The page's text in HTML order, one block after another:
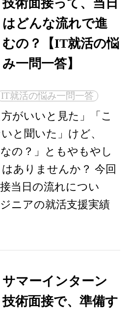
技術面接って、当日
はどんな流れで進
むの？【IT就活の悩
み一問一答】
IT就活の悩み一問一答
方がいいと見た」「こ
と聞いた」けど、
なの？」ともやもやし
ありませんか？ 今回
当日の流れについ
ニアの就活支援実績
サマーインターン
技術面接で、準備す